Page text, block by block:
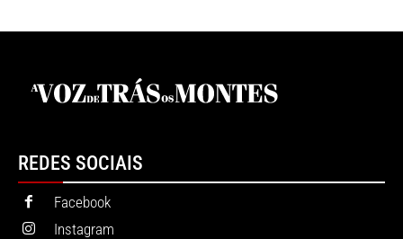
REDES SOCIAIS
Facebook
Instagram